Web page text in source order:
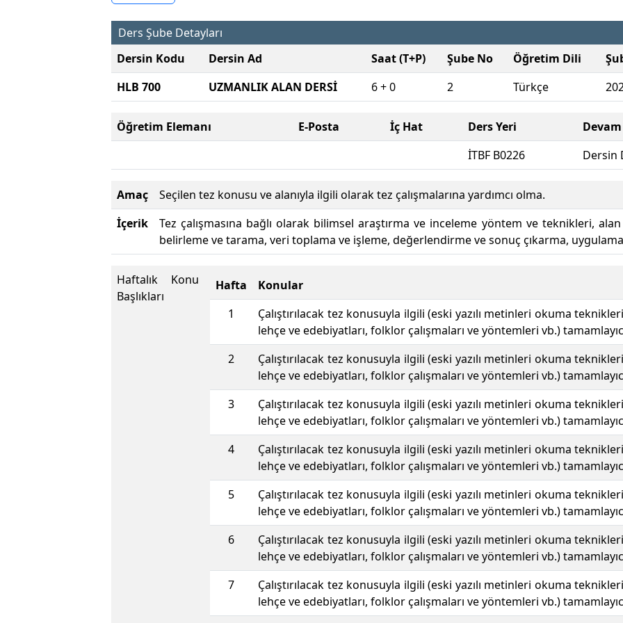
Ders Şube Detayları
Dersin Kodu
Dersin Ad Saat (T+P) Şube No Öğretim Dili
HLB 700
UZMANLIK ALAN DERSİ 6 + 0 2 Türkçe
Öğretim Elemanı E-Posta İç Hat Ders Yeri
İTBF B0226
Dersin
Amaç
Seçilen tez konusu ve alanıyla ilgili olarak tez çalışmalarına yardımcı olma.
İçerik
Tez çalışmasına bağlı olarak bilimsel araştırma ve inceleme yöntem ve teknikleri,
belirleme ve tarama, veri toplama ve işleme, değerlendirme ve sonuç çıkarma,
Haftalık Konu
Başlıkları
Hafta
Konular
1
Çalıştırılacak tez konusuyla ilgili (eski yazılı metinleri okuma
lehçe ve edebiyatları, folklor çalışmaları ve yöntemleri vb.)
2
Çalıştırılacak tez konusuyla ilgili (eski yazılı metinleri okuma
lehçe ve edebiyatları, folklor çalışmaları ve yöntemleri vb.)
3
Çalıştırılacak tez konusuyla ilgili (eski yazılı metinleri okuma
lehçe ve edebiyatları, folklor çalışmaları ve yöntemleri vb.)
4
Çalıştırılacak tez konusuyla ilgili (eski yazılı metinleri okuma
lehçe ve edebiyatları, folklor çalışmaları ve yöntemleri vb.)
5
Çalıştırılacak tez konusuyla ilgili (eski yazılı metinleri okuma
lehçe ve edebiyatları, folklor çalışmaları ve yöntemleri vb.)
6
Çalıştırılacak tez konusuyla ilgili (eski yazılı metinleri okuma
lehçe ve edebiyatları, folklor çalışmaları ve yöntemleri vb.)
7
Çalıştırılacak tez konusuyla ilgili (eski yazılı metinleri okuma
lehçe ve edebiyatları, folklor çalışmaları ve yöntemleri vb.)